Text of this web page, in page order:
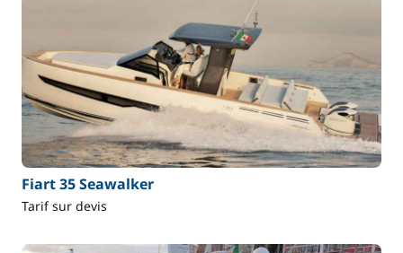
Fiart 35 Seawalker
Tarif sur devis